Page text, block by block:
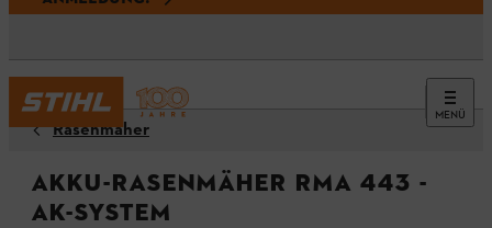
MENÜ
Rasenmäher
Akku-Rasenmäher RMA 443 -
AK-System